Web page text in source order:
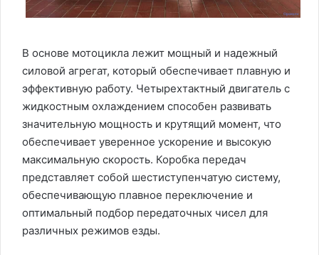
В основе мотоцикла лежит мощный и надежный
силовой агрегат, который обеспечивает плавную и
эффективную работу. Четырехтактный двигатель с
жидкостным охлаждением способен развивать
значительную мощность и крутящий момент, что
обеспечивает уверенное ускорение и высокую
максимальную скорость. Коробка передач
представляет собой шестиступенчатую систему,
обеспечивающую плавное переключение и
оптимальный подбор передаточных чисел для
различных режимов езды.